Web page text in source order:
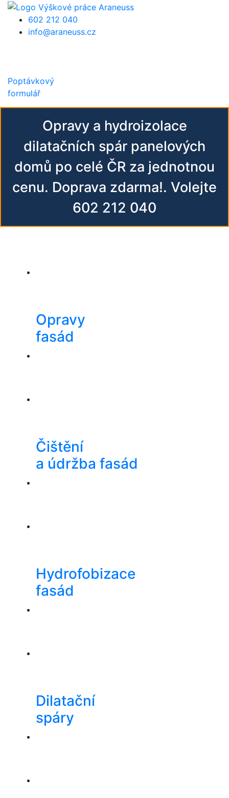
Přejít k hlavnímu obsahu
602 212 040
info@araneuss.cz
Poptávkový
formulář
Opravy a hydroizolace
dilatačních spár panelových
domů po celé ČR za jednotnou
cenu. Doprava zdarma!. Volejte
602 212 040
Opravy
fasád
Čištění
a údržba fasád
Hydrofobizace
fasád
Dilatační
spáry